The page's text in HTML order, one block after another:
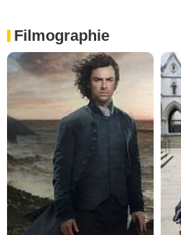
Filmographie